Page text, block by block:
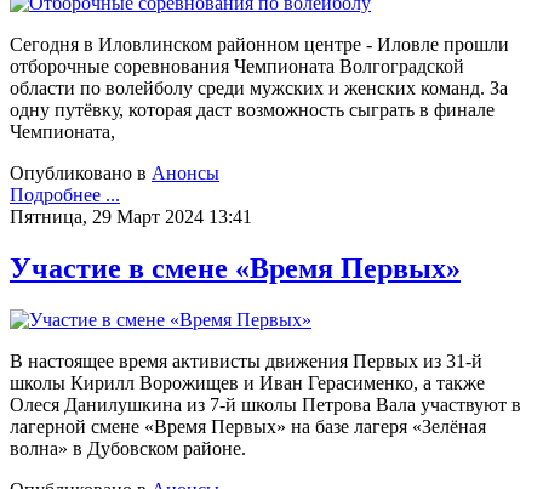
Сегодня в Иловлинском районном центре - Иловле прошли
отборочные соревнования Чемпионата Волгоградской
области по волейболу среди мужских и женских команд. За
одну путёвку, которая даст возможность сыграть в финале
Чемпионата,
Опубликовано в Анонсы
Подробнее ...
Пятница, 29 Март 2024 13:41
Участие в смене «Время Первых»
В настоящее время активисты движения Первых из 31-й
школы Кирилл Ворожищев и Иван Герасименко, а также
Олеся Данилушкина из 7-й школы Петрова Вала участвуют в
лагерной смене «Время Первых» на базе лагеря «Зелёная
волна» в Дубовском районе.